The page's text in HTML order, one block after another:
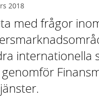
2018
med frågor
internationella